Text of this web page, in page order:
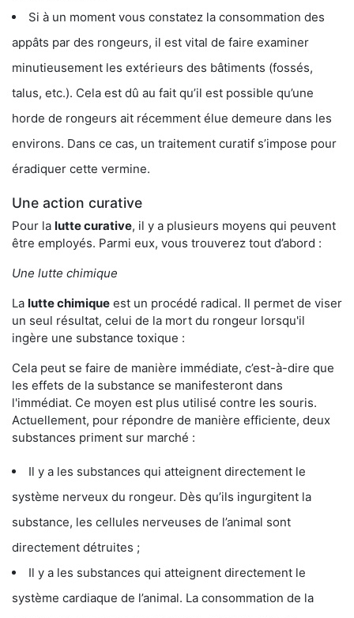
Si à un moment vous constatez la consommation des
appâts par des rongeurs, il est vital de faire examiner
minutieusement les extérieurs des bâtiments (fossés,
talus, etc.). Cela est dû au fait qu’il est possible qu’une
horde de rongeurs ait récemment élue demeure dans les
environs. Dans ce cas, un traitement curatif s’impose pour
éradiquer cette vermine.
Une action curative
Pour la lutte curative, il y a plusieurs moyens qui peuvent
être employés. Parmi eux, vous trouverez tout d’abord :
Une lutte chimique
La lutte chimique est un procédé radical. Il permet de viser
un seul résultat, celui de la mort du rongeur lorsqu'il
ingère une substance toxique :
Cela peut se faire de manière immédiate, c’est-à-dire que
les effets de la substance se manifesteront dans
l'immédiat. Ce moyen est plus utilisé contre les souris.
Actuellement, pour répondre de manière efficiente, deux
substances priment sur marché :
Il y a les substances qui atteignent directement le
système nerveux du rongeur. Dès qu’ils ingurgitent la
substance, les cellules nerveuses de l’animal sont
directement détruites ;
Il y a les substances qui atteignent directement le
système cardiaque de l’animal. La consommation de la